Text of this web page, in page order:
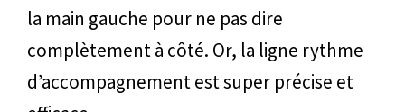
la main gauche pour ne pas dire
complètement à côté. Or, la ligne rythme
d’accompagnement est super précise et